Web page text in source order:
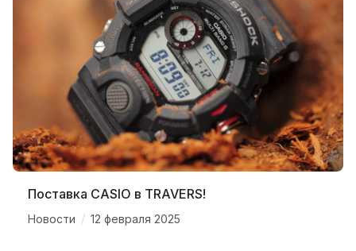
Поставка CASIO в TRAVERS!
Новости / 12 февраля 2025